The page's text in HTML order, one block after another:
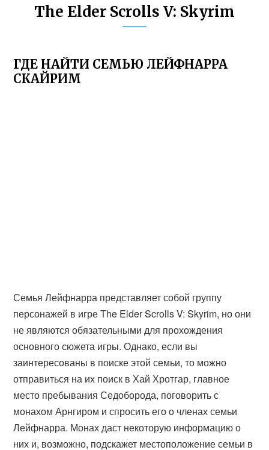
The Elder Scrolls V: Skyrim
ГДЕ НАЙТИ СЕМЬЮ ЛЕЙФНАРРА
СКАЙРИМ
Семья Лейфнарра представляет собой группу
персонажей в игре The Elder Scrolls V: Skyrim, но они
не являются обязательными для прохождения
основного сюжета игры. Однако, если вы
заинтересованы в поиске этой семьи, то можно
отправиться на их поиск в Хай Хротгар, главное
место пребывания Седоборода, поговорить с
монахом Арнгиром и спросить его о членах семьи
Лейфнарра. Монах даст некоторую информацию о
них и, возможно, подскажет местоположение семьи в